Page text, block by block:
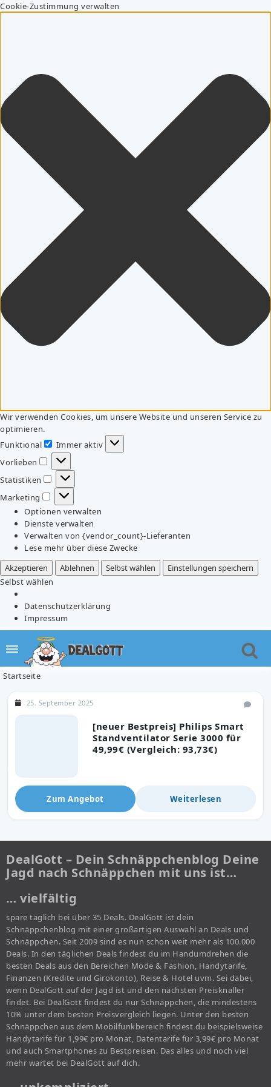
Cookie-Zustimmung verwalten
Wir verwenden Cookies, um unsere Website und unseren Service zu
optimieren.
Funktional
Funktional
Immer aktiv
Vorlieben
Vorlieben
Statistiken
Statistiken
Marketing
Marketing
Optionen verwalten
Dienste verwalten
Verwalten von {vendor_count}-Lieferanten
Lese mehr über diese Zwecke
Akzeptieren
Ablehnen Selbst wählen
Einstellungen speichern
Selbst wählen
Datenschutzerklärung
Impressum
Startseite
[neuer Bestpreis] Philips Smart
Standventilator Serie 3000 für
49,99€ (Vergleich: 93,73€)
25. September 2025
Zum Angebot Weiterlesen
DealGott – Dein Schnäppchenblog Deine
Jagd nach Schnäppchen mit uns ist…
… vielfältig
spare täglich bei über 35 Deals. DealGott ist dein
Schnäppchenblog mit einer großartigen Auswahl an Deals und
Schnäppchen. Seit 2009 sind es nun schon weit mehr als 100.000
Deals. In den täglichen Deals findest du im Handumdrehen die
besten Deals aus den Bereichen Mode & Fashion, Handytarife,
Finanzen (Kredite und Girokonto), Reise & Hotel uvm. Sei dabei,
wenn DealGott auf der Jagd ist und den nächsten Preisknaller
findet. Bei DealGott findest du nur Schnäppchen, die mindestens
10% unter dem besten Preisvergleich liegen. Unter den besten
Schnäppchen aus dem Mobilfunkbereich findest du beispielsweise
Handytarife für 1,99€ pro Monat, Datentarife für 3,99€ pro Monat
und auch Smartphones zu Bestpreisen. Das alles und noch viel
mehr wartet bei DealGott auf dich.